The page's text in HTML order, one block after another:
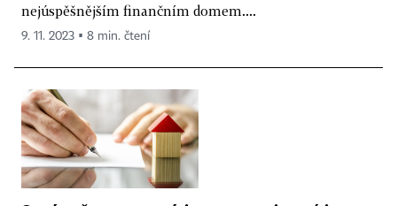
nejúspěšnějším finančním domem....
9. 11. 2023 ▪ 8 min. čtení